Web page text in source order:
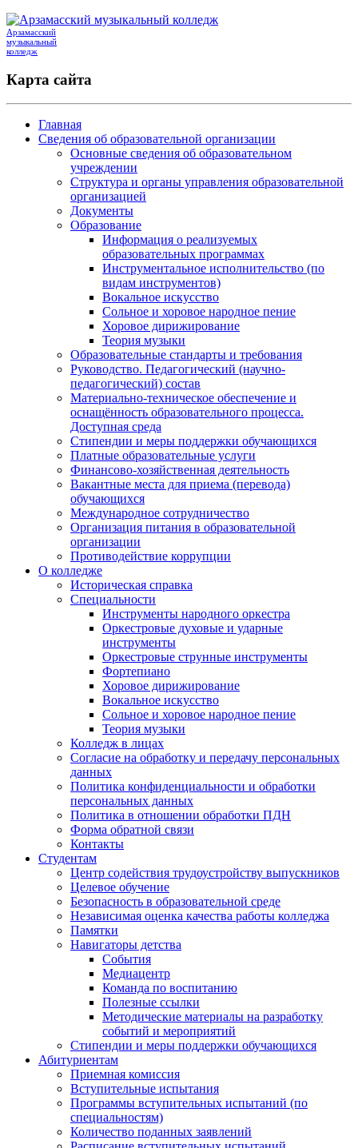
Арзамасский
музыкальный
колледж
Карта сайта
Главная
Сведения об образовательной организации
Основные сведения об образовательном
учреждении
Структура и органы управления образовательной
организацией
Документы
Образование
Информация о реализуемых
образовательных программах
Инструментальное исполнительство (по
видам инструментов)
Вокальное искусство
Сольное и хоровое народное пение
Хоровое дирижирование
Теория музыки
Образовательные стандарты и требования
Руководство. Педагогический (научно-
педагогический) состав
Материально-техническое обеспечение и
оснащённость образовательного процесса.
Доступная среда
Стипендии и меры поддержки обучающихся
Платные образовательные услуги
Финансово-хозяйственная деятельность
Вакантные места для приема (перевода)
обучающихся
Международное сотрудничество
Организация питания в образовательной
организации
Противодействие коррупции
О колледже
Историческая справка
Специальности
Инструменты народного оркестра
Оркестровые духовые и ударные
инструменты
Оркестровые струнные инструменты
Фортепиано
Хоровое дирижирование
Вокальное искусство
Сольное и хоровое народное пение
Теория музыки
Колледж в лицах
Согласие на обработку и передачу персональных
данных
Политика конфиденциальности и обработки
персональных данных
Политика в отношении обработки ПДН
Форма обратной связи
Контакты
Студентам
Центр содействия трудоустройству выпускников
Целевое обучение
Безопасность в образовательной среде
Независимая оценка качества работы колледжа
Памятки
Навигаторы детства
События
Медиацентр
Команда по воспитанию
Полезные ссылки
Методические материалы на разработку
событий и мероприятий
Стипендии и меры поддержки обучающихся
Абитуриентам
Приемная комиссия
Вступительные испытания
Программы вступительных испытаний (по
специальностям)
Количество поданных заявлений